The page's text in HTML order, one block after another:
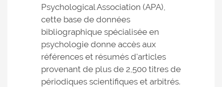
Psychological Association (APA),
cette base de données
bibliographique spécialisée en
psychologie donne accès aux
références et résumés d'articles
provenant de plus de 2,500 titres de
périodiques scientifiques et arbitrés.